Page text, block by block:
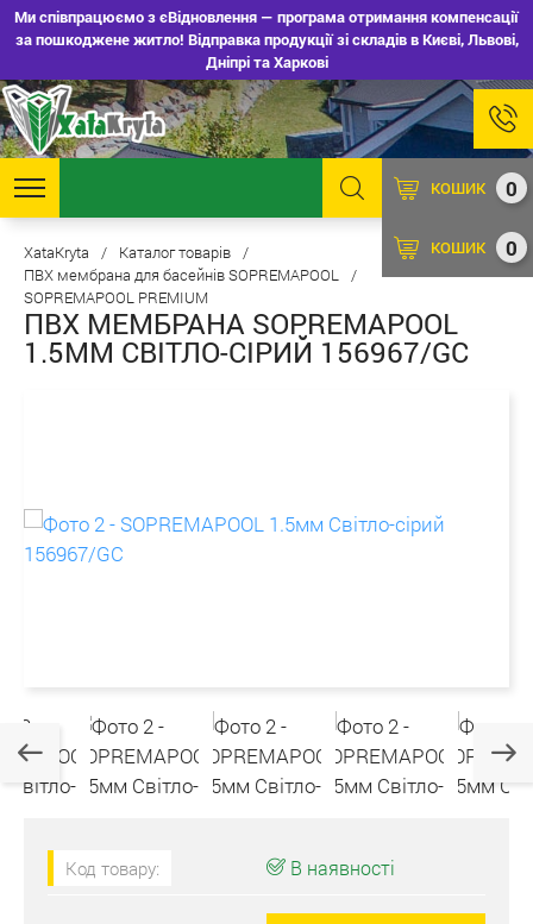
Ми співпрацюємо з єВідновлення — програма отримання компенсації
за пошкоджене житло! Відправка продукції зі складів в Києві, Львові,
Дніпрі та Харкові
0
КОШИК
0
КОШИК
XataKryta / Каталог товарів /
ПВХ мембрана для басейнів SOPREMAPOOL /
SOPREMAPOOL PREMIUM
ПВХ МЕМБРАНА SOPREMAPOOL
1.5ММ СВІТЛО-СІРИЙ 156967/GC
Код товару: В наявності